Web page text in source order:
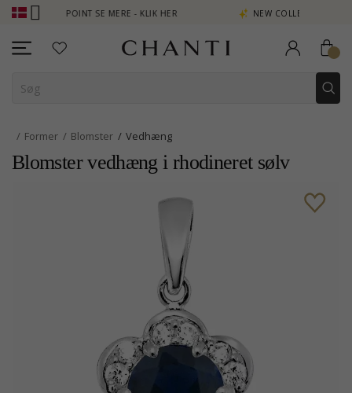
POINT SE MERE - KLIK HER NEW COLLECTION | AURA
Former Blomster Vedhæng
Blomster vedhæng i rhodineret sølv